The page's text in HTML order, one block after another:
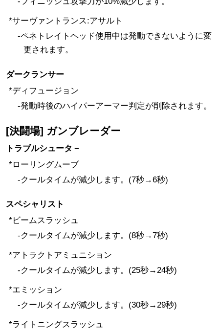
*サーヴァントランス:アサルト
-ペネトレイトヘッド使用中は発動できないように変
更されます。
ダークランサー
*ディフュージョン
-発動時後のハイパーアーマー判定が削除されます。
[決闘場] ガンブレーダー
トラブルシュータ－
*ローリングムーブ
-クールタイムが減少します。(7秒→6秒)
スペシャリスト
*ビームスラッシュ
-クールタイムが減少します。(8秒→7秒)
*アトラクトアミュニション
-クールタイムが減少します。(25秒→24秒)
*エミッション
-クールタイムが減少します。(30秒→29秒)
*ライトニングスラッシュ